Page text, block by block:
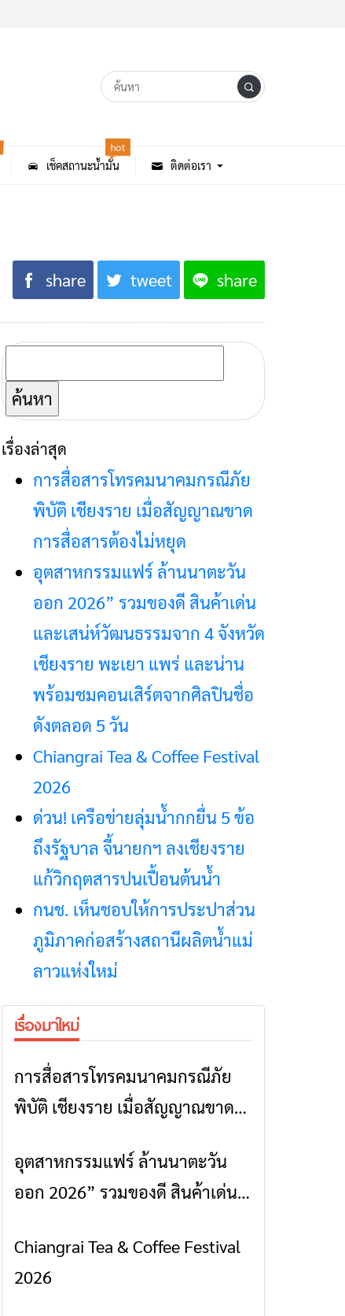
เช็คสถานะน้ำมัน
hot
ติดต่อเรา
share tweet share
ค้นหา
สำหรับ:
เรื่องล่าสุด
การสื่อสารโทรคมนาคมกรณีภัย
พิบัติ เชียงราย เมื่อสัญญาณขาด
การสื่อสารต้องไม่หยุด
อุตสาหกรรมแฟร์ ล้านนาตะวัน
ออก 2026” รวมของดี สินค้าเด่น
และเสน่ห์วัฒนธรรมจาก 4 จังหวัด
เชียงราย พะเยา แพร่ และน่าน
พร้อมชมคอนเสิร์ตจากศิลปินชื่อ
ดังตลอด 5 วัน
Chiangrai Tea & Coffee Festival
2026
ด่วน! เครือข่ายลุ่มน้ำกกยื่น 5 ข้อ
ถึงรัฐบาล จี้นายกฯ ลงเชียงราย
แก้วิกฤตสารปนเปื้อนต้นน้ำ
กนช. เห็นชอบให้การประปาส่วน
ภูมิภาคก่อสร้างสถานีผลิตน้ำแม่
ลาวแห่งใหม่
เรื่องมาใหม่
ข่าวเชียงราย
การสื่อสารโทรคมนาคมกรณีภัย
พิบัติ เชียงราย เมื่อสัญญาณขาด
ข่าวเชียงราย
อุตสาหกรรมแฟร์ ล้านนาตะวัน
ออก 2026” รวมของดี สินค้าเด่น
เชียงราย พะเยา แพร่ และน่าน
พร้อมชมคอนเสิร์ตจากศิลปินชื่อ
ข่าวเชียงราย
Chiangrai Tea & Coffee Festival
2026